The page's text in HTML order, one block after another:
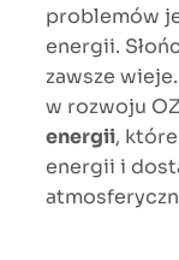
problemów
energii.
zawsze
w rozwoju
energii,
energii i